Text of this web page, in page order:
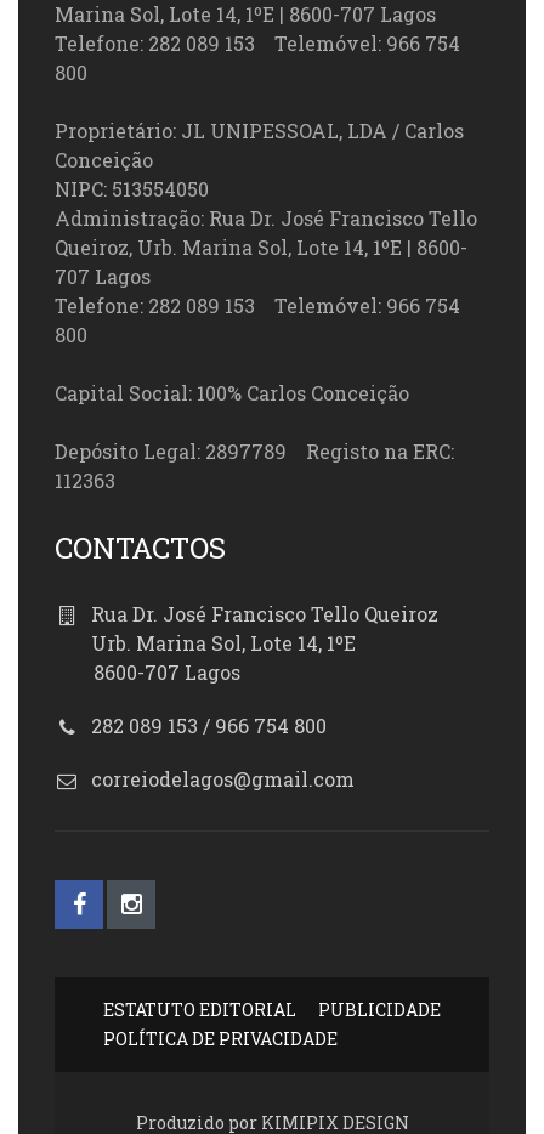
Marina Sol, Lote 14, 1ºE | 8600-707 Lagos
Telefone: 282 089 153 Telemóvel: 966 754
800
Proprietário: JL UNIPESSOAL, LDA / Carlos
Conceição
NIPC: 513554050
Administração: Rua Dr. José Francisco Tello
Queiroz, Urb. Marina Sol, Lote 14, 1ºE | 8600-
707 Lagos
Telefone: 282 089 153 Telemóvel: 966 754
800
Capital Social: 100% Carlos Conceição
Depósito Legal: 2897789 Registo na ERC:
112363
CONTACTOS
Rua Dr. José Francisco Tello Queiroz
Urb. Marina Sol, Lote 14, 1ºE
8600-707 Lagos
282 089 153 / 966 754 800
correiodelagos@gmail.com
ESTATUTO EDITORIAL
PUBLICIDADE
POLÍTICA DE PRIVACIDADE
Produzido por KIMIPIX DESIGN